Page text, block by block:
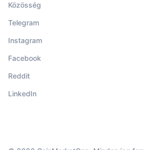
Közösség
Telegram
Instagram
Facebook
Reddit
LinkedIn